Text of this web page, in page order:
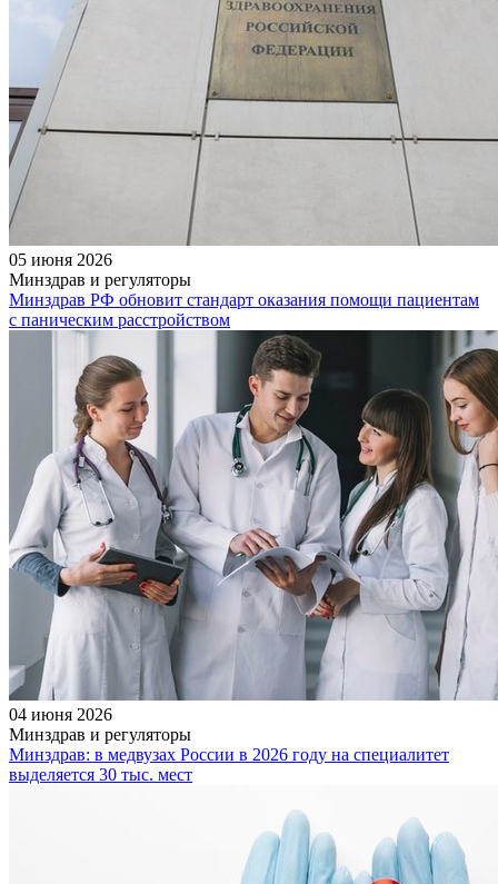
05 июня 2026
Минздрав и регуляторы
Минздрав РФ обновит стандарт оказания помощи пациентам
с паническим расстройством
04 июня 2026
Минздрав и регуляторы
Минздрав: в медвузах России в 2026 году на специалитет
выделяется 30 тыс. мест